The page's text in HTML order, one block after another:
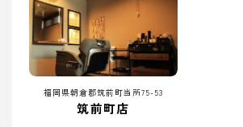
福岡県朝倉郡筑前町当所75-53
筑前町店